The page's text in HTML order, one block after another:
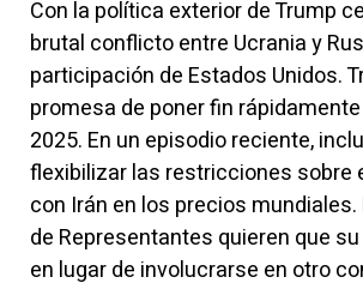
Con la política exterior de Trump
brutal conflicto entre Ucrania y
participación de Estados Unidos.
promesa de poner fin
2025. En un episodio reciente,
flexibilizar las restricciones sobre
con Irán en los precios
de Representantes quieren que
en lugar de involucrarse en otro